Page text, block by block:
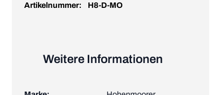
Artikelnummer: H8-D-MO
Weitere Informationen